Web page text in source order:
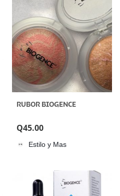
RUBOR BIOGENCE
Q45.00
Estilo y Mas